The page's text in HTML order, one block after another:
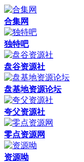
合集网
独特吧
盘谷资源社
盘基地资源论坛
夸父资源社
零点资源网
资源呦